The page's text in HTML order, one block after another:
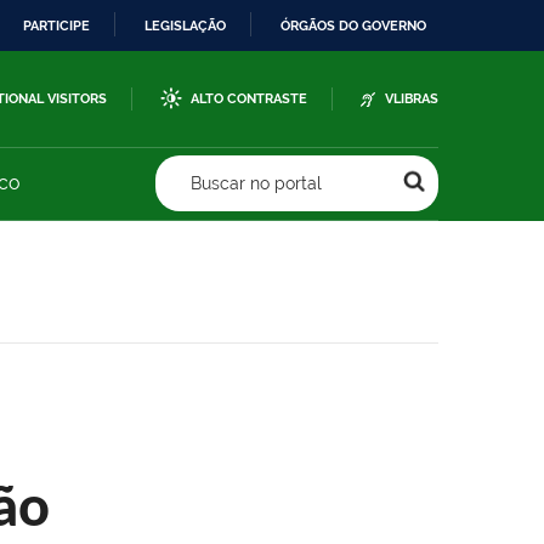
PARTICIPE LEGISLAÇÃO ÓRGÃOS DO GOVERNO
VISITORS ALTO CONTRASTE VLIBRAS
Buscar no portal